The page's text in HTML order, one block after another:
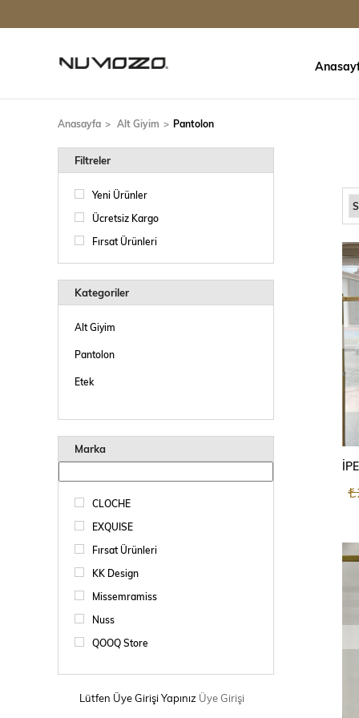
Anasayfa Alt Giyim Pantolon
Filtreler
Yeni Ürünler
Ücretsiz Kargo
Fırsat Ürünleri
Kategoriler
Alt Giyim
Pantolon
Etek
Marka
CLOCHE
EXQUISE
Fırsat Ürünleri
KK Design
Missemramiss
Nuss
QOOQ Store
Lütfen Üye Girişi Yapınız Üye Girişi